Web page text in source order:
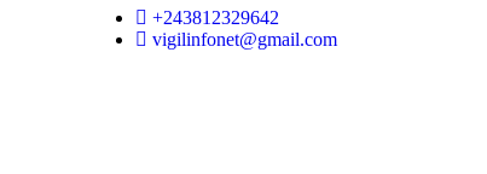
+243812329642
vigilinfonet@gmail.com